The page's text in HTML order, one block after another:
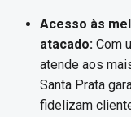
Acesso às
atacado: Com
atende aos
Santa Prata
fidelizam